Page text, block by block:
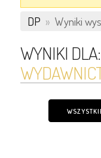
DP » Wyniki
WYNIKI DLA: